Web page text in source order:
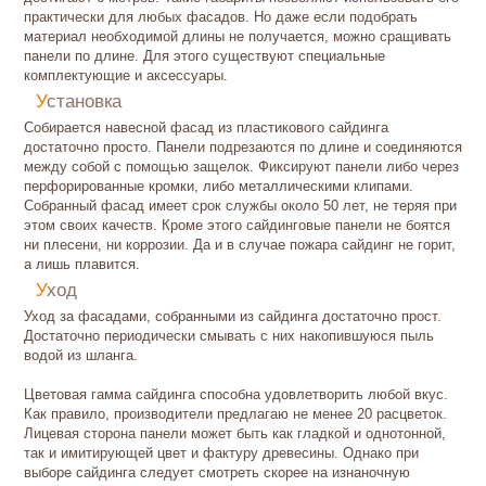
практически для любых фасадов. Но даже если подобрать
материал необходимой длины не получается, можно сращивать
панели по длине. Для этого существуют специальные
комплектующие и аксессуары.
Установка
Собирается навесной фасад из пластикового сайдинга
достаточно просто. Панели подрезаются по длине и соединяются
между собой с помощью защелок. Фиксируют панели либо через
перфорированные кромки, либо металлическими клипами.
Собранный фасад имеет срок службы около 50 лет, не теряя при
этом своих качеств. Кроме этого сайдинговые панели не боятся
ни плесени, ни коррозии. Да и в случае пожара сайдинг не горит,
а лишь плавится.
Уход
Уход за фасадами, собранными из сайдинга достаточно прост.
Достаточно периодически смывать с них накопившуюся пыль
водой из шланга.
Цветовая гамма сайдинга способна удовлетворить любой вкус.
Как правило, производители предлагаю не менее 20 расцветок.
Лицевая сторона панели может быть как гладкой и однотонной,
так и имитирующей цвет и фактуру древесины. Однако при
выборе сайдинга следует смотреть скорее на изнаночную